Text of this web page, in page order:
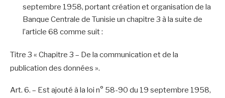
septembre 1958, portant création et organisation de la
Banque Centrale de Tunisie un chapitre 3 à la suite de
l’article 68 comme suit :
Titre 3 « Chapitre 3 – De la communication et de la
publication des données ».
Art. 6. – Est ajouté à la loi n° 58-90 du 19 septembre 1958,